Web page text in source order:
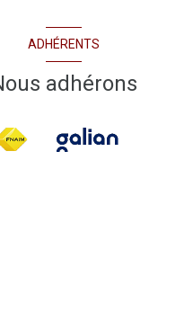
ADHÉRENTS
adhérons